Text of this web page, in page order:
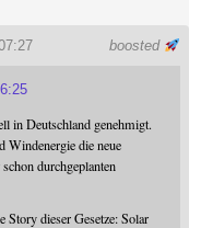
boosted
in Deutschland genehmigt.
Windenergie die neue
durchgeplanten
dieser Gesetze: Solar